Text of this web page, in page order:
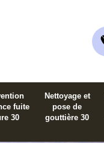
fuite
30
Nettoyage et
pose de
gouttière 30